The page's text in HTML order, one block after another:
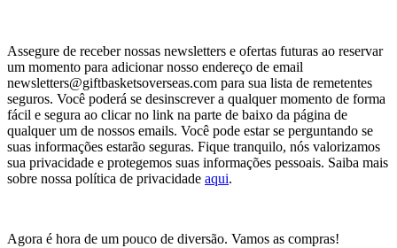
Assegure de receber nossas newsletters e ofertas futuras ao reservar
um momento para adicionar nosso endereço de email
newsletters@giftbasketsoverseas.com para sua lista de remetentes
seguros. Você poderá se desinscrever a qualquer momento de forma
fácil e segura ao clicar no link na parte de baixo da página de
qualquer um de nossos emails. Você pode estar se perguntando se
suas informações estarão seguras. Fique tranquilo, nós valorizamos
sua privacidade e protegemos suas informações pessoais. Saiba mais
sobre nossa política de privacidade aqui.
Agora é hora de um pouco de diversão. Vamos as compras!